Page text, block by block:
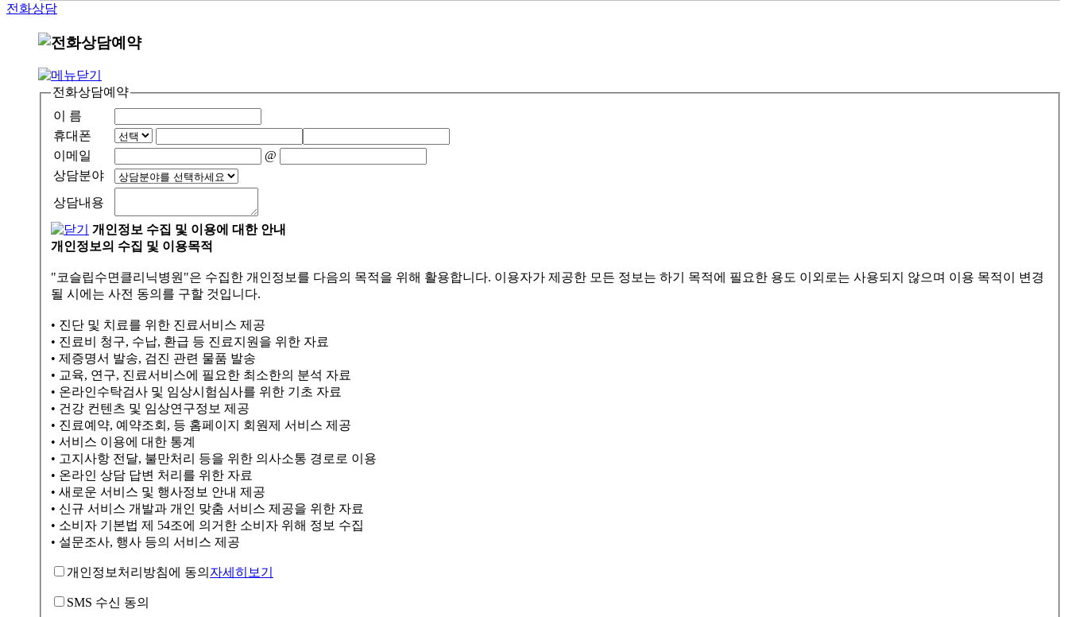
전화상담
전화상담예약
이 름
휴대폰
이메일
@
상담분야
상담내용
개인정보 수집 및 이용에 대한 안내
개인정보의 수집 및 이용목적
"코슬립수면클리닉병원"은 수집한 개인정보를 다음의 목적을 위해 활용합니다. 이용자가 제공한 모든 정보는 하기 목적에 필요한 용도 이외로는 사용되지 않으며 이용 목적이 변경
될 시에는 사전 동의를 구할 것입니다.
• 진단 및 치료를 위한 진료서비스 제공
• 진료비 청구, 수납, 환급 등 진료지원을 위한 자료
• 제증명서 발송, 검진 관련 물품 발송
• 교육, 연구, 진료서비스에 필요한 최소한의 분석 자료
• 온라인수탁검사 및 임상시험심사를 위한 기초 자료
• 건강 컨텐츠 및 임상연구정보 제공
• 진료예약, 예약조회, 등 홈페이지 회원제 서비스 제공
• 서비스 이용에 대한 통계
• 고지사항 전달, 불만처리 등을 위한 의사소통 경로로 이용
• 온라인 상담 답변 처리를 위한 자료
• 새로운 서비스 및 행사정보 안내 제공
• 신규 서비스 개발과 개인 맞춤 서비스 제공을 위한 자료
• 소비자 기본법 제 54조에 의거한 소비자 위해 정보 수집
• 설문조사, 행사 등의 서비스 제공
개인정보처리방침에 동의 자세히보기
SMS 수신 동의